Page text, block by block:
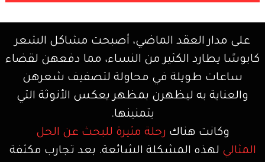
على مدار العقد الماضي، أصبحت مشاكل الشعر
يطارد الكثير من النساء، مما دفعهن لقضاء
ساعات طويلة في محاولة لتصفيف شعرهن
والعناية به ليظهرن بمظهر يعكس الأنوثة التي
يتمنينها.
كانت هناك رحلة مثيرة للبحث عن الحل
المثاليلهذه المشكلة الشائعة. بعد تجارب مكثفة